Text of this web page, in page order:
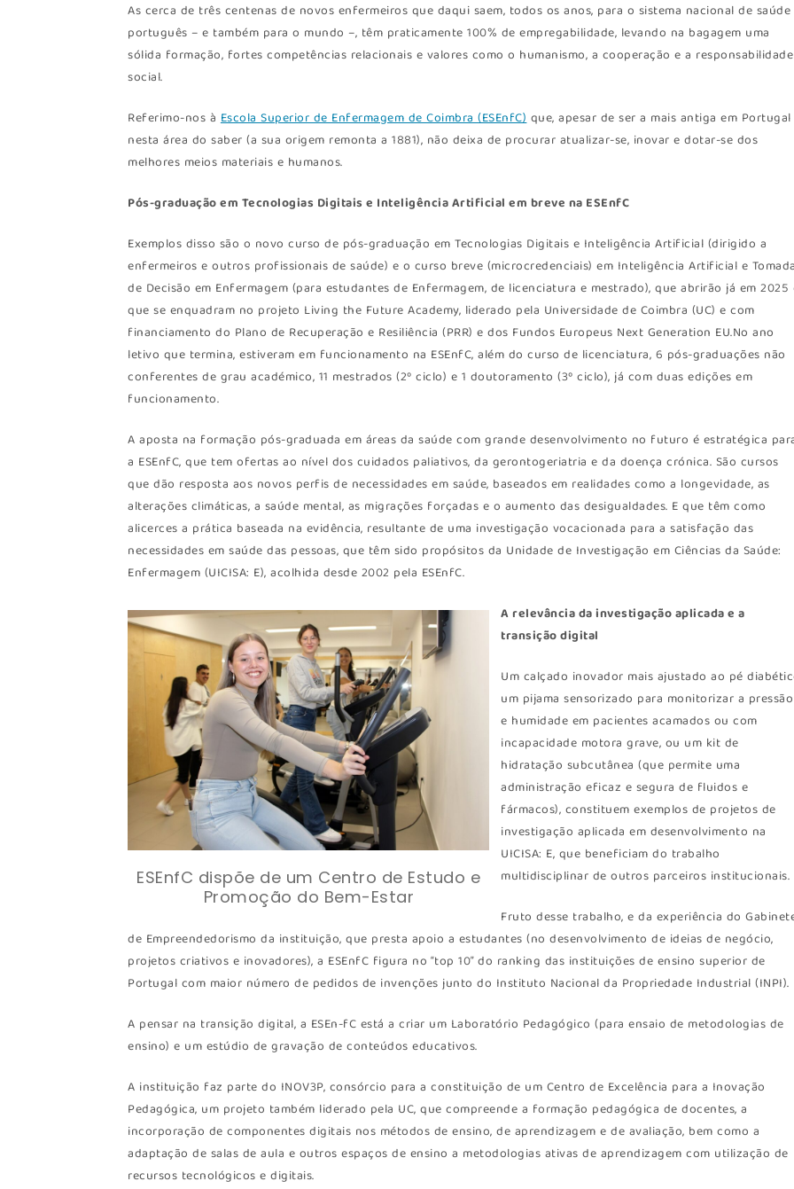
As cerca de três centenas de novos enfermeiros que daqui saem, todos os anos, para o sistema nacional de saúde
português – e também para o mundo –, têm praticamente 100% de empregabilidade, levando na bagagem uma
sólida formação, fortes competências relacionais e valores como o humanismo, a cooperação e a responsabilidade
social.
Referimo-nos àEscola Superior de Enfermagem de Coimbra (ESEnfC)que, apesar de ser a mais antiga em Portugal
nesta área do saber (a sua origem remonta a 1881), não deixa de procurar atualizar-se, inovar e dotar-se dos
melhores meios materiais e humanos.
Pós-graduação em Tecnologias Digitais e Inteligência Artificial em breve na ESEnfC
Exemplos disso são o novo curso de pós-graduação em Tecnologias Digitais e Inteligência Artificial (dirigido a
enfermeiros e outros profissionais de saúde) e o curso breve (microcredenciais) em Inteligência Artificial e
de Decisão em Enfermagem (para estudantes de Enfermagem, de licenciatura e mestrado), que abrirão já em 2025
que se enquadram no projeto Living the Future Academy, liderado pela Universidade de Coimbra (UC) e com
financiamento do Plano de Recuperação e Resiliência (PRR) e dos Fundos Europeus Next Generation EU.No ano
letivo que termina, estiveram em funcionamento na ESEnfC, além do curso de licenciatura, 6 pós-graduações não
conferentes de grau académico, 11 mestrados (2º ciclo) e 1 doutoramento (3º ciclo), já com duas edições em
funcionamento.
A aposta na formação pós-graduada em áreas da saúde com grande desenvolvimento no futuro é estratégica
a ESEnfC, que tem ofertas ao nível dos cuidados paliativos, da gerontogeriatria e da doença crónica. São cursos
que dão resposta aos novos perfis de necessidades em saúde, baseados em realidades como a longevidade, as
alterações climáticas, a saúde mental, as migrações forçadas e o aumento das desigualdades. E que têm como
alicerces a prática baseada na evidência, resultante de uma investigação vocacionada para a satisfação das
necessidades em saúde das pessoas, que têm sido propósitos da Unidade de Investigação em Ciências da Saúde:
Enfermagem (UICISA: E), acolhida desde 2002 pela ESEnfC.
ESEnfC dispõe de um Centro de Estudo e
Promoção do Bem-Estar
A relevância da investigação aplicada e a
transição digital
Um calçado inovador mais ajustado ao pé
um pijama sensorizado para monitorizar a pressão
e humidade em pacientes acamados ou com
incapacidade motora grave, ou um kit de
hidratação subcutânea (que permite uma
administração eficaz e segura de fluidos e
fármacos), constituem exemplos de projetos de
investigação aplicada em desenvolvimento na
UICISA: E, que beneficiam do trabalho
multidisciplinar de outros parceiros institucionais.
Fruto desse trabalho, e da experiência do
de Empreendedorismo da instituição, que presta apoio a estudantes (no desenvolvimento de ideias de negócio,
projetos criativos e inovadores), a ESEnfC figura no “top 10” do ranking das instituições de ensino superior de
Portugal com maior número de pedidos de invenções junto do Instituto Nacional da Propriedade Industrial (INPI).
A pensar na transição digital, a ESEn-fC está a criar um Laboratório Pedagógico (para ensaio de metodologias de
ensino) e um estúdio de gravação de conteúdos educativos.
A instituição faz parte do INOV3P, consórcio para a constituição de um Centro de Excelência para a Inovação
Pedagógica, um projeto também liderado pela UC, que compreende a formação pedagógica de docentes, a
incorporação de componentes digitais nos métodos de ensino, de aprendizagem e de avaliação, bem como a
adaptação de salas de aula e outros espaços de ensino a metodologias ativas de aprendizagem com utilização de
recursos tecnológicos e digitais.